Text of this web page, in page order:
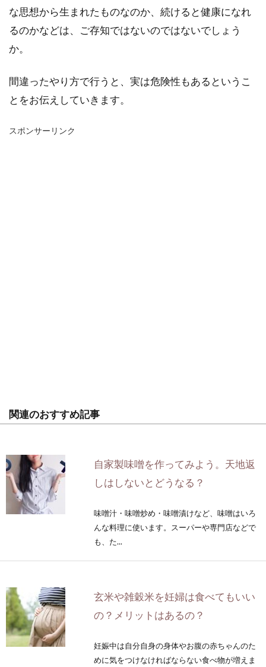
な思想から生まれたものなのか、続けると健康になれ
るのかなどは、ご存知ではないのではないでしょう
か。
間違ったやり方で行うと、実は危険性もあるというこ
とをお伝えしていきます。
スポンサーリンク
関連のおすすめ記事
自家製味噌を作ってみよう。天地返
しはしないとどうなる？
味噌汁・味噌炒め・味噌漬けなど、味噌はいろ
んな料理に使います。スーパーや専門店などで
も、た...
玄米や雑穀米を妊婦は食べてもいい
の？メリットはあるの？
妊娠中は自分自身の身体やお腹の赤ちゃんのた
めに気をつけなければならない食べ物が増えま